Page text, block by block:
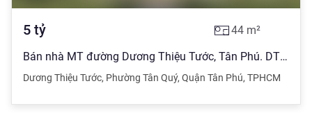
5 tỷ 44 m²
Bán nhà MT đường Dương Thiệu Tước, Tân Phú. DT 4x11, 2 lầu CẦN GẤP
Dương Thiệu Tước, Phường Tân Quý, Quận Tân Phú, TPHCM